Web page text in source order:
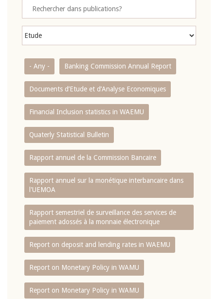
- Any - Banking Commission Annual Report
Documents d’Etude et d’Analyse Economiques
Financial Inclusion statistics in WAEMU
Quaterly Statistical Bulletin
Rapport annuel de la Commission Bancaire
Rapport annuel sur la monétique interbancaire dans
l'UEMOA
Rapport semestriel de surveillance des services de
paiement adossés à la monnaie électronique
Report on deposit and lending rates in WAEMU
Report on Monetary Policy in WAMU
Report on Monetary Policy in WAMU